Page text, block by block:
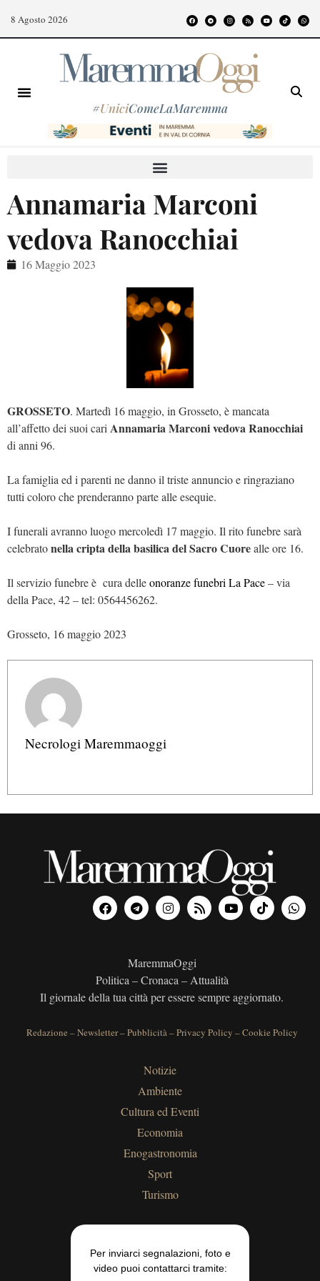
8 Agosto 2026
#UniciComeLaMaremma
Annamaria Marconi
vedova Ranocchiai
16 Maggio 2023
GROSSETO. Martedì 16 maggio, in Grosseto, è mancata
all’affetto dei suoi cariAnnamaria Marconi vedova Ranocchiai
di anni 96.
La famiglia ed i parenti ne danno il triste annuncio e ringraziano
tutti coloro che prenderanno parte alle esequie.
I funerali avranno luogo mercoledì 17 maggio. Il rito funebre sarà
celebratonella cripta della basilica del Sacro Cuorealle ore 16.
Il servizio funebre è cura delleonoranze funebri La Pace– via
della Pace, 42 – tel: 0564456262.
Grosseto, 16 maggio 2023
Necrologi Maremmaoggi
MaremmaOggi
Politica – Cronaca – Attualità
Il giornale della tua città per essere sempre aggiornato.
Redazione –Newsletter–Pubblicità–Privacy Policy –Cookie Policy
Notizie
Ambiente
Cultura ed Eventi
Economia
Enogastronomia
Sport
Turismo
Per inviarci segnalazioni, foto e
video puoi contattarci tramite: